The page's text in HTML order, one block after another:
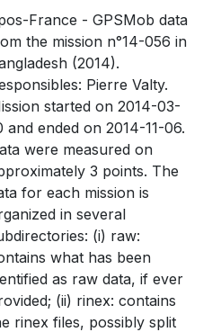
France - GPSMob data
the mission n°14-056 in
(2014).
Pierre Valty.
started on 2014-03-
and ended on 2014-11-06.
were measured on
3 points. The
for each mission is
in several
(i) raw:
what has been
as raw data, if ever
(ii) rinex: contains
rinex files, possibly split